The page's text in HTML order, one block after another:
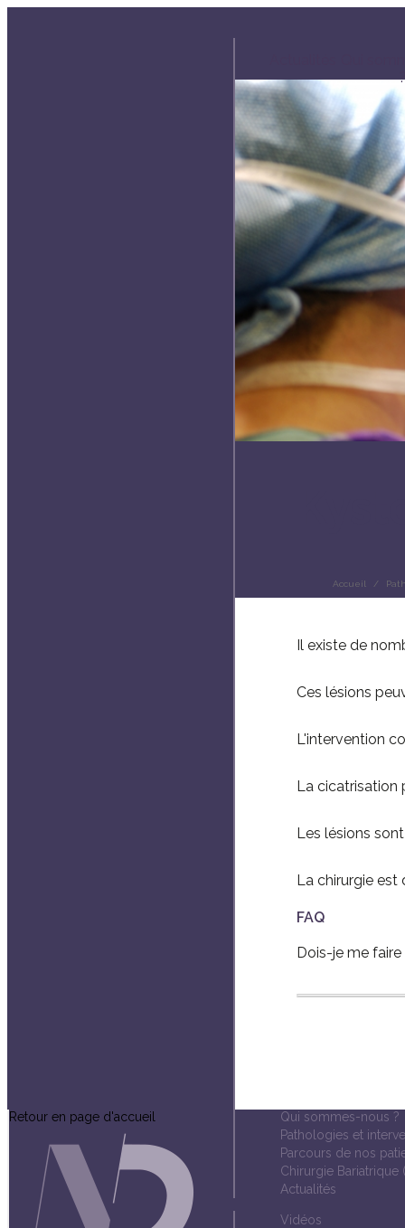
Accueil
Il existe de
Ces lésions
L'intervention
La cicatrisation
Les lésions
La chirurgie est
FAQ
Dois-je me
Retour en page d'accueil
Qui sommes-nous ?
Pathologies et
Parcours de nos
Chirurgie Bariatrique
Actualités
Vidéos